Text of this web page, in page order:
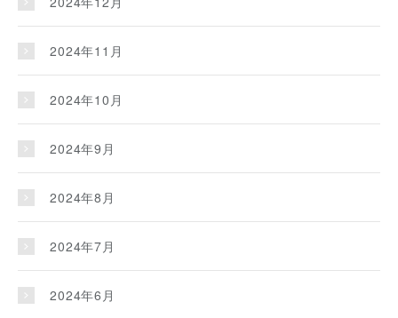
2024年11月
2024年10月
2024年9月
2024年8月
2024年7月
2024年6月